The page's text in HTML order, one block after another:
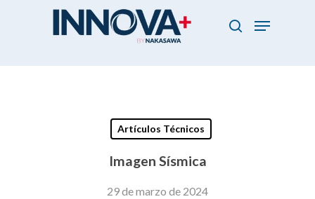
search
Menu
Artículos Técnicos
Imagen Sísmica
29 de marzo de 2024